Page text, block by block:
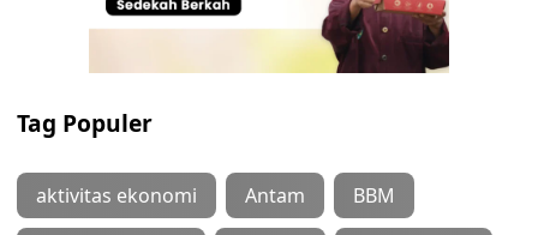
Tag Populer
aktivitas ekonomi Antam BBM